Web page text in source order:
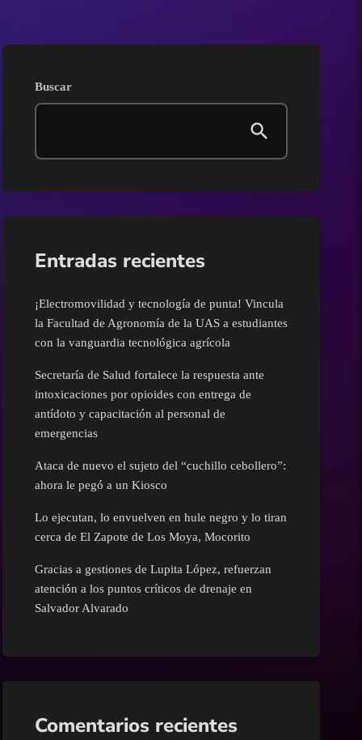
Angostura
Badiraguato
Clima
Congreso del Estado de
Sinaloa
Deportes
Economía
Buscar
Entradas recientes
¡Electromovilidad y tecnología de punta! Vincula
la Facultad de Agronomía de la UAS a estudiantes
con la vanguardia tecnológica agrícola
Secretaría de Salud fortalece la respuesta ante
intoxicaciones por opioides con entrega de
antídoto y capacitación al personal de
emergencias
Ataca de nuevo el sujeto del “cuchillo cebollero”:
ahora le pegó a un Kiosco
Lo ejecutan, lo envuelven en hule negro y lo tiran
cerca de El Zapote de Los Moya, Mocorito
Gracias a gestiones de Lupita López, refuerzan
atención a los puntos críticos de drenaje en
Salvador Alvarado
Comentarios recientes